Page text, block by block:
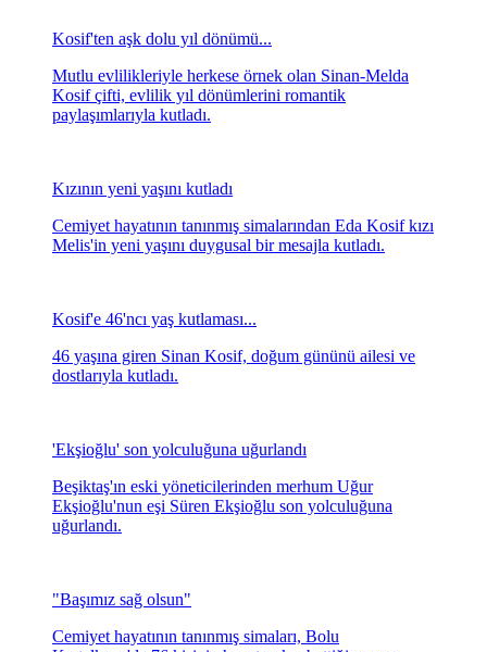
Kosif'ten aşk dolu yıl dönümü...
Mutlu evlilikleriyle herkese örnek olan Sinan-Melda
Kosif çifti, evlilik yıl dönümlerini romantik
paylaşımlarıyla kutladı.
Kızının yeni yaşını kutladı
Cemiyet hayatının tanınmış simalarından Eda Kosif kızı
Melis'in yeni yaşını duygusal bir mesajla kutladı.
Kosif'e 46'ncı yaş kutlaması...
46 yaşına giren Sinan Kosif, doğum gününü ailesi ve
dostlarıyla kutladı.
'Ekşioğlu' son yolculuğuna uğurlandı
Beşiktaş'ın eski yöneticilerinden merhum Uğur
Ekşioğlu'nun eşi Süren Ekşioğlu son yolculuğuna
uğurlandı.
"Başımız sağ olsun"
Cemiyet hayatının tanınmış simaları, Bolu